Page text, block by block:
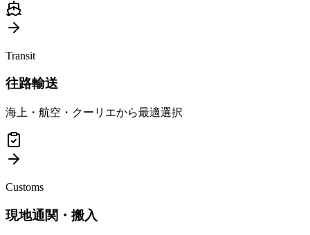
Transit
往路輸送
海上・航空・クーリエから最適選択
Customs
現地通関・搬入